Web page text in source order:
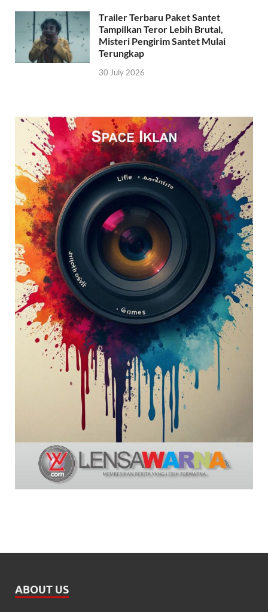
Trailer Terbaru Paket Santet
Tampilkan Teror Lebih Brutal,
Misteri Pengirim Santet Mulai
Terungkap
30 July 2026
ABOUT US